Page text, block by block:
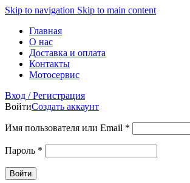
Skip to navigation Skip to main content
Главная
О нас
Доставка и оплата
Контакты
Мотосервис
Вход / Регистрация
ВойтиСоздать аккаунт
Имя пользователя или Email *
Пароль *
Войти